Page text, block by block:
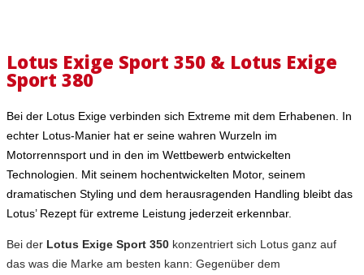
Lotus Exige Sport 350 & Lotus Exige
Sport 380
Bei der Lotus Exige verbinden sich Extreme mit dem Erhabenen. In
echter Lotus-Manier hat er seine wahren Wurzeln im
Motorrennsport und in den im Wettbewerb entwickelten
Technologien. Mit seinem hochentwickelten Motor, seinem
dramatischen Styling und dem herausragenden Handling bleibt das
Lotus’ Rezept für extreme Leistung jederzeit erkennbar.
Bei der Lotus Exige Sport 350 konzentriert sich Lotus ganz auf
das was die Marke am besten kann: Gegenüber dem